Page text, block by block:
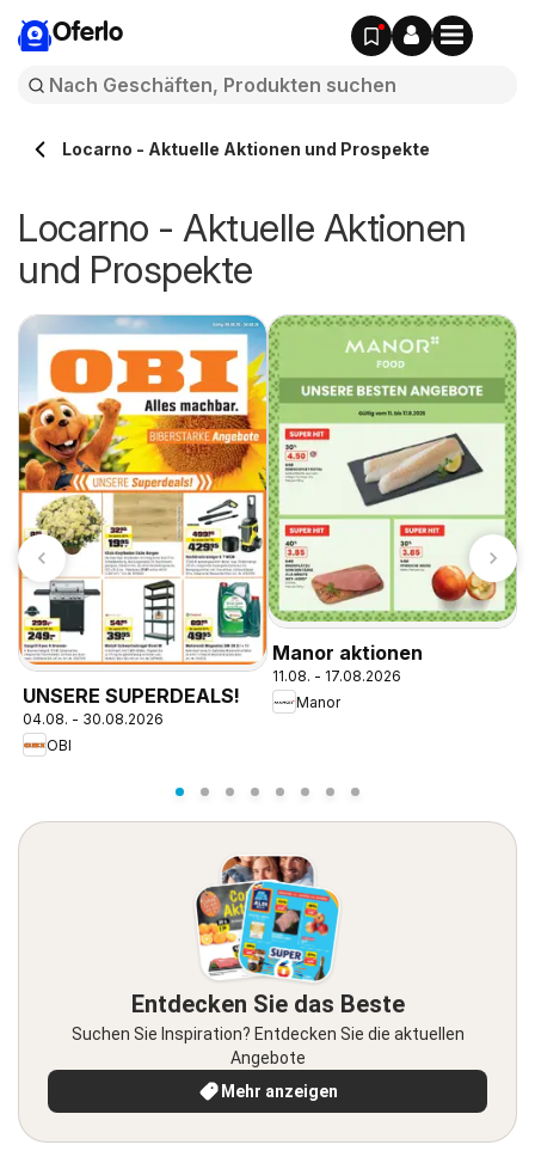
Oferlo
Locarno - Aktuelle Aktionen und Prospekte
Locarno - Aktuelle Aktionen
und Prospekte
UNSERE SUPERDEALS!
04.08. - 30.08.2026
OBI
Manor aktionen
11.08. - 17.08.2026
Manor
Entdecken Sie das Beste
Suchen Sie Inspiration? Entdecken Sie die aktuellen
Angebote
Mehr anzeigen